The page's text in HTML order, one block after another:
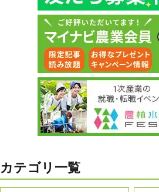
カテゴリ一覧